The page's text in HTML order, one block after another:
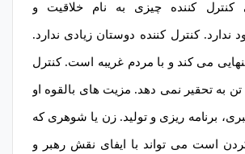
کننده چیزی به نام خلاقیت و
ندارد. کنترل کننده دوستان زیادی ندارد.
می کند و با مردم غریبه است. کنترل
تن به تحقیر نمی دهد. مزیت های بالقوه او
برنامه ریزی و تولید. زن یا شوهری که
است می تواند با ایفای نقش رهبر و